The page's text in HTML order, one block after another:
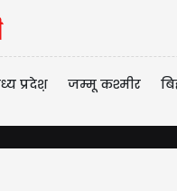
प्रदेश़ जम्मू कश्मीर